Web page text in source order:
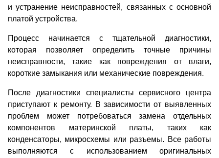
и устранение неисправностей, связанных с основной
платой устройства.
Процесс начинается с тщательной диагностики,
которая позволяет определить точные причины
неисправности, такие как повреждения от влаги,
короткие замыкания или механические повреждения.
После диагностики специалисты сервисного центра
приступают к ремонту. В зависимости от выявленных
проблем может потребоваться замена отдельных
компонентов материнской платы, таких как
конденсаторы, микросхемы или разъемы. Все работы
выполняются с использованием оригинальных